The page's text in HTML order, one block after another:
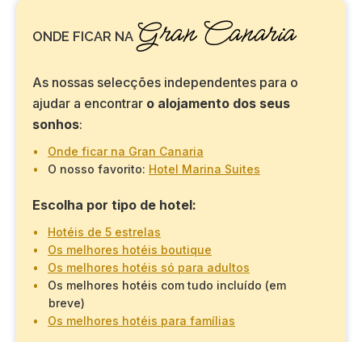
ONDE FICAR NA Gran Canaria
As nossas selecções independentes para o
ajudar a encontrar o alojamento dos seus
sonhos:
Onde ficar na Gran Canaria
O nosso favorito: Hotel Marina Suites
Escolha por tipo de hotel:
Hotéis de 5 estrelas
Os melhores hotéis boutique
Os melhores hotéis só para adultos
Os melhores hotéis com tudo incluído (em
breve)
Os melhores hotéis para famílias